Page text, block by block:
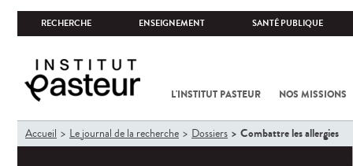
RECHERCHE ENSEIGNEMENT SANTÉ PUBLIQUE
L'INSTITUT PASTEUR NOS MISSIONS
Vous
êtes
Accueil Le journal de la recherche Dossiers Combattre les allergies